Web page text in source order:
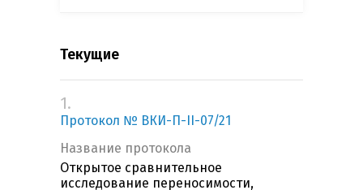
Текущие
1.
Протокол № ВКИ-П-II-07/21
Название протокола
Открытое сравнительное
исследование переносимости,